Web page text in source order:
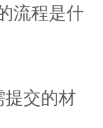
流程是什
提交的材